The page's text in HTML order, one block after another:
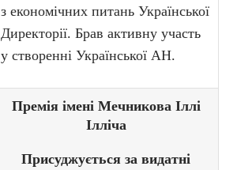
з економічних питань Української
Директорії. Брав активну участь
у створенні Української АН.
Премія імені Мечникова Іллі
Ілліча
Присуджується за видатні